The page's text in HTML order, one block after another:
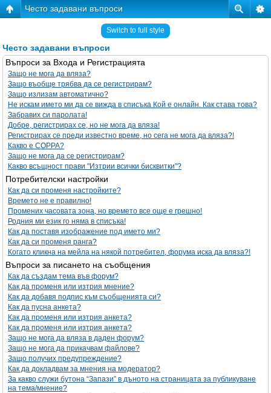
Често задавани въпроси
Switch to full style
Често задавани въпроси
Въпроси за Входа и Регистрацията
Защо не мога да вляза?
Защо въобще трябва да се регистрирам?
Защо излизам автоматично?
Не искам името ми да се вижда в списъка Кой е онлайн. Как става това?
Забравих си паролата!
Добре, регистрирах се, но не мога да вляза!
Регистрирах се преди известно време, но сега не мога да вляза?!
Какво е COPPA?
Защо не мога да се регистрирам?
Какво всъщност прави "Изтрии всички бисквитки"?
Потребителски настройки
Как да си променя настройките?
Времето не е правилно!
Промених часовата зона, но времето все още е грешно!
Родния ми език го няма в списъка!
Как да поставя изображение под името ми?
Как да си променя ранга?
Когато кликна на мейла на някой потребител, форума иска да вляза?!
Въпроси за писането на съобщения
Как да създам тема във форум?
Как да променя или изтрия мнение?
Как да добавя подпис към съобщенията си?
Как да пусна анкета?
Как да променя или изтрия анкета?
Как да променя или изтрия анкета?
Защо не мога да вляза в даден форум?
Защо не мога да прикачвам файлове?
Защо получих предупреждение?
Как да докладвам за мнения на модератор?
За какво служи бутона “Запази” в дъното на страницата за публикуване
на тема/мнение?